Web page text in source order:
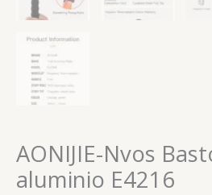
AONIJIE-Nvos
aluminio E4216